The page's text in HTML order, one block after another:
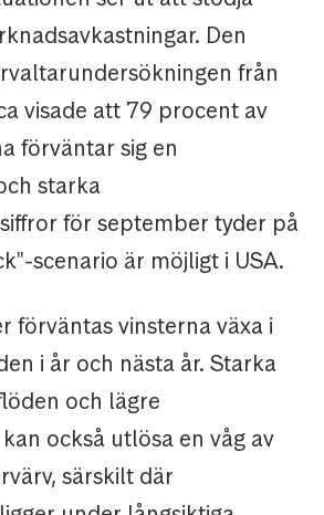
Den
från
visade att 79 procent av
förväntar sig en
starka
för september tyder på
scenario är möjligt i USA.
förväntas vinsterna växa i
i år och nästa år. Starka
och lägre
också utlösa en våg av
särskilt där